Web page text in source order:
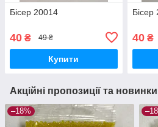
Бісер 20014
40 ₴ 49 ₴
Купити
Бісер
40₴
Акційні пропозиції та новинки
–18%